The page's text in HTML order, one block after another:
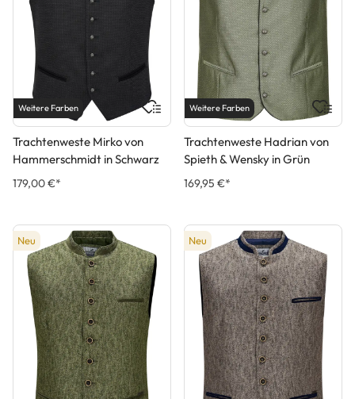
Weitere Farben
Trachtenweste Mirko von
Hammerschmidt in Schwarz
179,00 €*
Weitere Farben
Trachtenweste Hadrian von
Spieth & Wensky in Grün
169,95 €*
Neu Neu